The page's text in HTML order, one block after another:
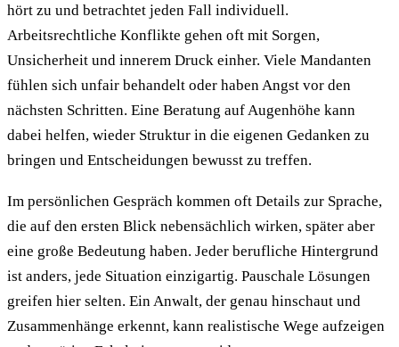
hört zu und betrachtet jeden Fall individuell.
Arbeitsrechtliche Konflikte gehen oft mit Sorgen,
Unsicherheit und innerem Druck einher. Viele Mandanten
fühlen sich unfair behandelt oder haben Angst vor den
nächsten Schritten. Eine Beratung auf Augenhöhe kann
dabei helfen, wieder Struktur in die eigenen Gedanken zu
bringen und Entscheidungen bewusst zu treffen.
Im persönlichen Gespräch kommen oft Details zur Sprache,
die auf den ersten Blick nebensächlich wirken, später aber
eine große Bedeutung haben. Jeder berufliche Hintergrund
ist anders, jede Situation einzigartig. Pauschale Lösungen
greifen hier selten. Ein Anwalt, der genau hinschaut und
Zusammenhänge erkennt, kann realistische Wege aufzeigen